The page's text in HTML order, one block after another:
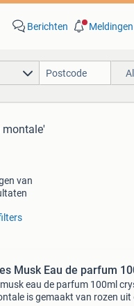
Berichten Meldingen
van
Musk Eau de parfum
eau de parfum 100ml
is gemaakt van rozen uit